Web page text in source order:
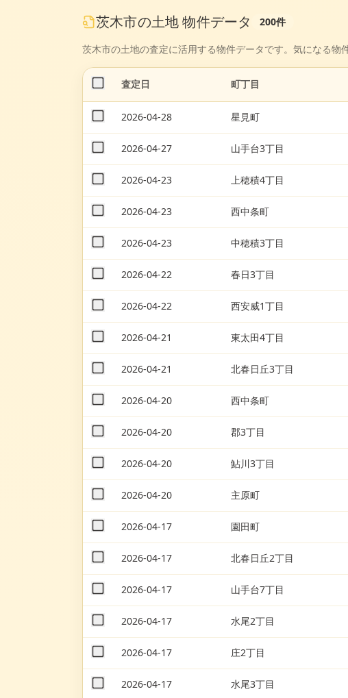
茨木市の土地 物件データ 200件
茨木市の土地の査定に活用する物件データです。気になる物
査定日 町丁目
2026-04-28 星見町
2026-04-27 山手台3丁目
2026-04-23 上穂積4丁目
2026-04-23 西中条町
2026-04-23 中穂積3丁目
2026-04-22 春日3丁目
2026-04-22 西安威1丁目
2026-04-21 東太田4丁目
2026-04-21 北春日丘3丁目
2026-04-20 西中条町
2026-04-20 郡3丁目
2026-04-20 鮎川3丁目
2026-04-20 主原町
2026-04-17 園田町
2026-04-17 北春日丘2丁目
2026-04-17 山手台7丁目
2026-04-17 水尾2丁目
2026-04-17 庄2丁目
2026-04-17 水尾3丁目